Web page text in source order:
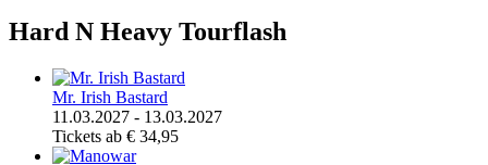
Hard N Heavy Tourflash
Mr. Irish Bastard
11.03.2027 - 13.03.2027
Tickets ab € 34,95